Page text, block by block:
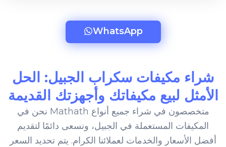
WhatsApp
شراء مكيفات سكراب الجبيل: الحل
الأمثل لبيع مكيفاتك وأجهزتك القديمة
نحن في Mathath متخصصون في شراء جميع أنواع
المكيفات المستعملة في الجبيل، ونسعى دائمًا لتقديم
أفضل الأسعار والخدمات لعملائنا الكرام. يتم تحديد السعر